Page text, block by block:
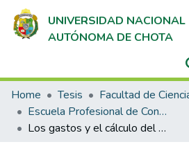
UNIVERSIDAD NACIONAL
AUTÓNOMA DE CHOTA
Communities & Collections
All of DSpace
Statistics
Home Tesis
Escuela Profesional de Contabilidad
Los gastos y el cálculo del impuesto a la renta de la empresa Las Palmas Contratistas Generales E.I.R.L. Chota, 2018